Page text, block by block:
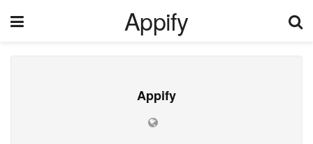
Appify
Appify